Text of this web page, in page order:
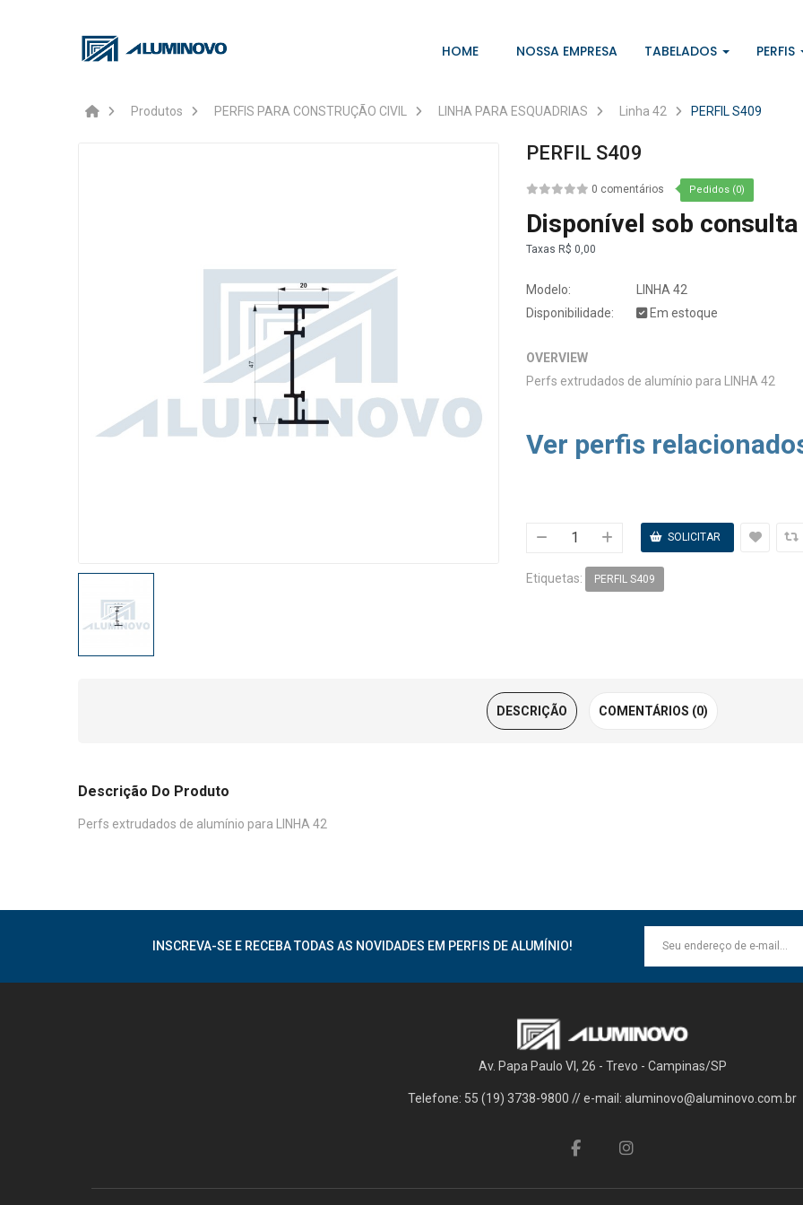
HOME NOSSA EMPRESA TABELADOS PERFIS
Produtos PERFIS PARA CONSTRUÇÃO CIVIL LINHA PARA ESQUADRIAS Linha 42 PERFIL S409
PERFIL S409
0 comentários Pedidos (0)
Disponível sob consulta
Taxas R$ 0,00
Modelo:
LINHA 42
Disponibilidade:
Em estoque
OVERVIEW
Perfs extrudados de alumínio para LINHA 42
Ver perfis
Etiquetas: PERFIL S409
DESCRIÇÃO COMENTÁRIOS (0)
Descrição Do Produto
Perfs extrudados de alumínio para LINHA 42
INSCREVA-SE E RECEBA TODAS AS NOVIDADES EM PERFIS DE ALUMÍNIO!
Av. Papa Paulo VI, 26 - Trevo - Campinas/SP
Telefone: 55 (19) 3738-9800 // e-mail: aluminovo@aluminovo.com.br